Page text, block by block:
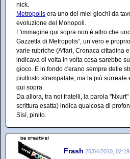
nick.
Metropolis era uno dei miei giochi da
evoluzione del Monopoli.
L'immagine qui sopra non è altro che
Gazzetta di Metropolis”, un vero e
varie rubriche (Affari, Cronaca cittadina
indicava di volta in volta cosa sarebbe
gioco. E in fondo c'erano sempre delle
piuttosto strampalate, ma la più surreale
qui sopra.
Da allora, tra noi fratelli, la parola
scrittura esatta) indica qualcosa di
Sìsì, pinito.
Frash 25/04/2010, 02:19